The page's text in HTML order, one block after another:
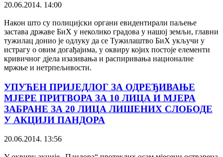
20.06.2014. 14:00
Након што су полицијски органи евидентирали паљење
застава државе БиХ у неколико градова у нашој земљи, главни
тужилац донио је одлуку да се Тужилаштво БиХ укључи у
истрагу о овим догађајима, у оквиру којих постоје елементи
кривичног дјела изазивања и распиривања националне
мржње и нетрпељивости.
УПУЋЕН ПРИЈЕДЛОГ ЗА ОДРЕЂИВАЊЕ
МЈЕРЕ ПРИТВОРА ЗА 10 ЛИЦА И МЈЕРА
ЗАБРАНЕ ЗА 20 ЛИЦА ЛИШЕНИХ СЛОБОДЕ
У АКЦИЈИ ПАНДОРА
20.06.2014. 13:56